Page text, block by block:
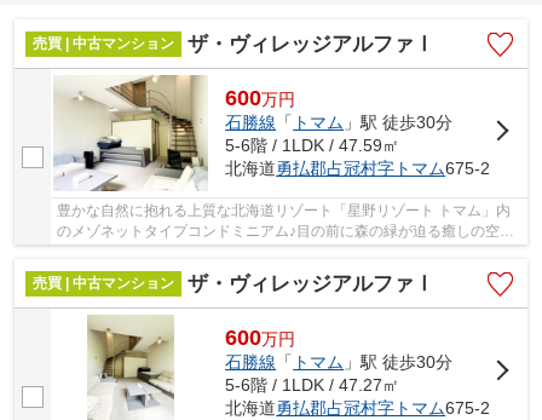
売買 | 中古マンション ザ・ヴィレッジアルファⅠ
600万円
石勝線 「 トマム 」駅 徒歩30分
5-6階 / 1LDK / 47.59㎡
北海道勇払郡占冠村字トマム675-2
豊かな自然に抱れる上質な北海道リゾート「星野リゾート トマム」内
のメゾネットタイプコンドミニアム♪目の前に森の緑が迫る癒しの空間
売買 | 中古マンション
ザ・ヴィレッジアルファⅠ
600万円
石勝線 「 トマム 」駅 徒歩30分
5-6階 / 1LDK / 47.27㎡
北海道勇払郡占冠村字トマム675-2